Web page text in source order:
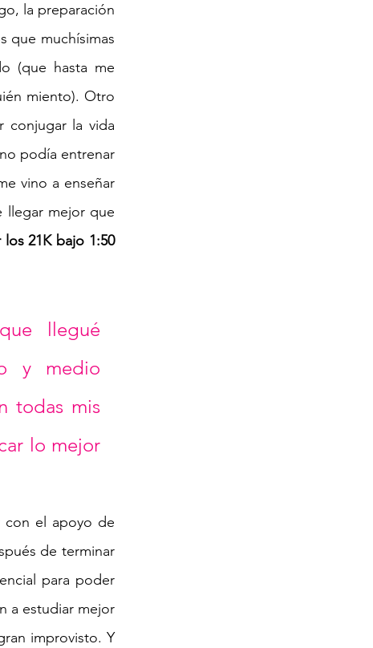
la preparación
que muchísimas
(que hasta me
miento). Otro
conjugar la vida
podía entrenar
vino a enseñar
llegar mejor que
21K bajo 1:50
llegué
y medio
todas mis
lo mejor
con el apoyo de
de terminar
para poder
a estudiar mejor
improvisto. Y